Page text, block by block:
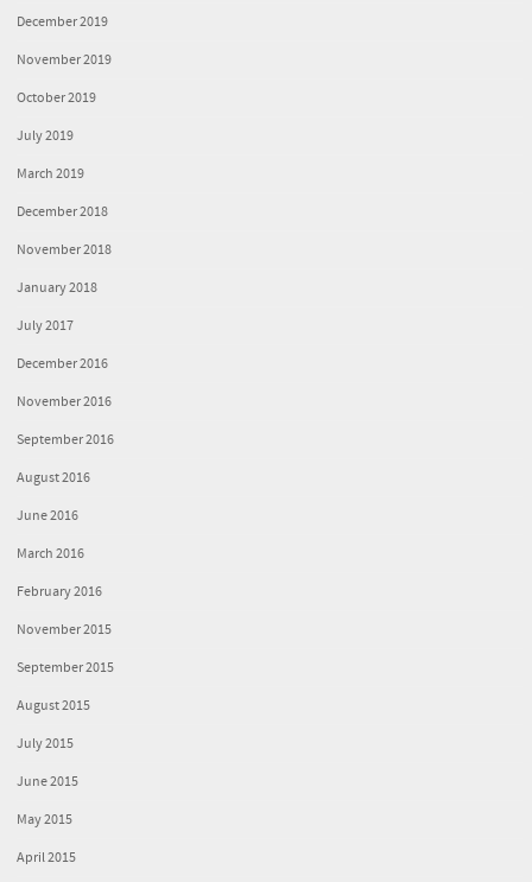
December 2019
November 2019
October 2019
July 2019
March 2019
December 2018
November 2018
January 2018
July 2017
December 2016
November 2016
September 2016
August 2016
June 2016
March 2016
February 2016
November 2015
September 2015
August 2015
July 2015
June 2015
May 2015
April 2015